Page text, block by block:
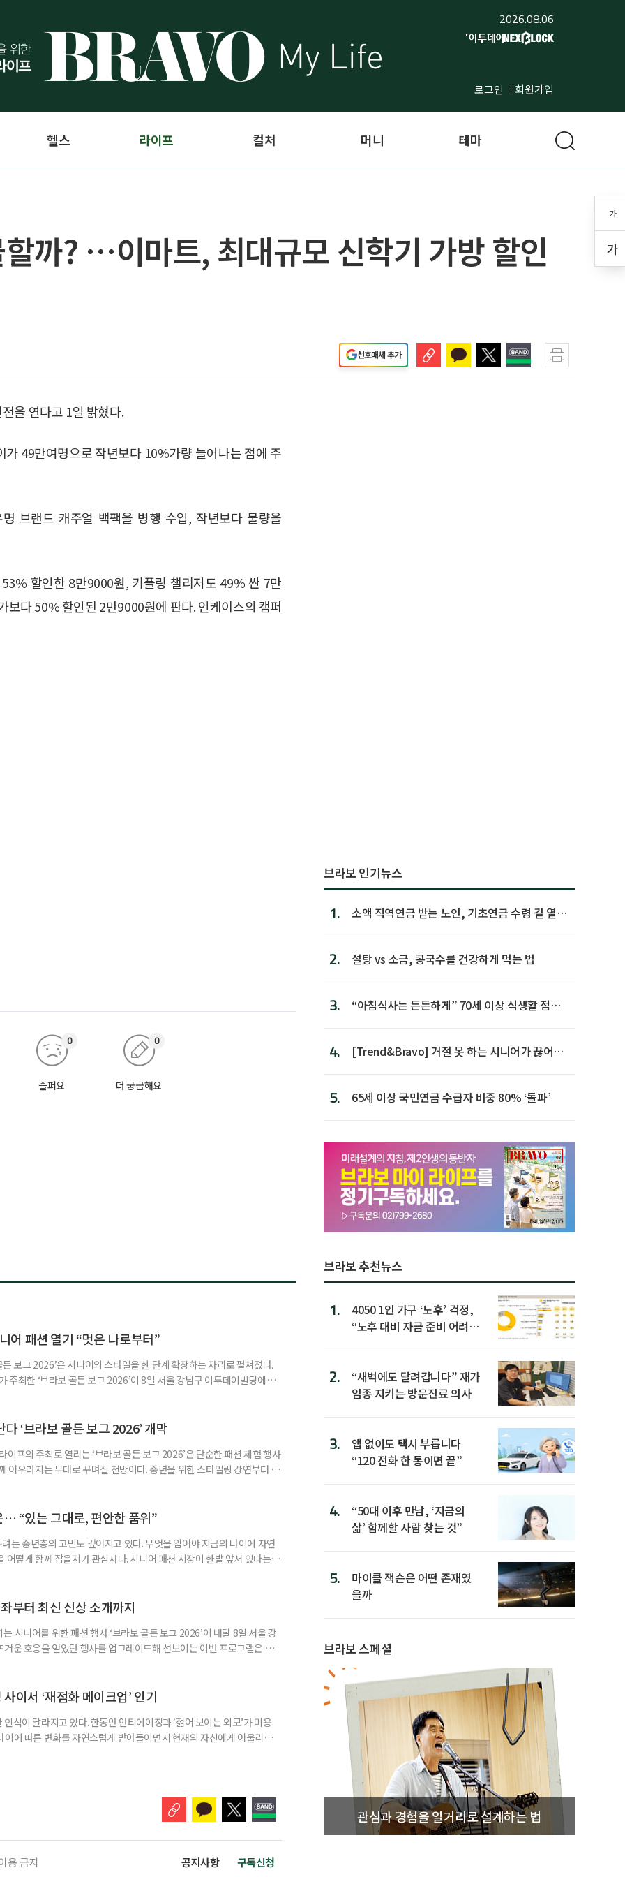
2026.08.06
로그인 회원가입
가
가
헬스 라이프 컬처 머니 테마
까? …이마트, 최대규모 신학기 가방 할인
선호매체 추가
을 연다고 1일 밝혔다.
49만여명으로 작년보다 10%가량 늘어나는 점에 주
브랜드 캐주얼 백팩을 병행 수입, 작년보다 물량을
할인한 8만9000원, 키플링 챌리저도 49% 싼 7만
다 50% 할인된 2만9000원에 판다. 인케이스의 캠퍼
슬퍼요
0
더 궁금해요
0
어 패션 열기 “멋은 나로부터”
든 보그 2026’은 시니어의 스타일을 한 단계 확장하는 자리로 펼쳐졌다.
주최한 ‘브라보 골든 보그 2026’이 8일 서울 강남구 이투데이빌딩에서
가 장식했다. 시니어 아티스트들이 자신의 삶과 시간을 몸으로
‘브라보 골든 보그 2026’ 개막
이프의 주최로 열리는 ‘브라보 골든 보그 2026’은 단순한 패션 체험 행사
어우러지는 무대로 꾸며질 전망이다. 중년을 위한 스타일링 강연부터 브
의 기술을 보여주는 공연이 아니라, 시니어 아티스트들이 자신의 삶
“있는 그대로, 편안한 품위”
는 중년층의 고민도 깊어지고 있다. 무엇을 입어야 지금의 나이에 자연
어떻게 함께 잡을지가 관심사다. 시니어 패션 시장이 한발 앞서 있다는 일
기 패션계의 키워드는 ‘애착’, ‘기능적 아름다움’, ‘이지
부터 최신 신상 소개까지
시니어를 위한 패션 행사 ‘브라보 골든 보그 2026’이 내달 8일 서울 강
운 호응을 얻었던 행사를 업그레이드해 선보이는 이번 프로그램은 단
씨와 브라보 마이 라이프, 주관은 EMA가 맡는다. 이번 행사는 중년
이서 ‘재점화 메이크업’ 인기
식이 달라지고 있다. 한동안 안티에이징과 ‘젊어 보이는 외모’가 미용
에 따른 변화를 자연스럽게 받아들이면서 현재의 자신에게 어울리는
용 금지 공지사항 구독신청
브라보 인기뉴스
1.
소액 직역연금 받는 노인, 기초연금 수령 길 열린
2. 설탕 vs 소금, 콩국수를 건강하게 먹는 법
3.
“아침식사는 든든하게” 70세 이상 식생활 점수
4.
[Trend&Bravo] 거절 못 하는 시니어가 끊어야
5. 65세 이상 국민연금 수급자 비중 80% ‘돌파’
브라보 추천뉴스
1.
4050 1인 가구 ‘노후’ 걱정,
“노후 대비 자금 준비 어려
2.
“새벽에도 달려갑니다” 재가
임종 지키는 방문진료 의사
3.
앱 없이도 택시 부릅니다
“120 전화 한 통이면 끝”
4.
“50대 이후 만남, ‘지금의
삶’ 함께할 사람 찾는 것”
5.
마이클 잭슨은 어떤 존재였
을까
브라보 스페셜
관심과 경험을 일거리로 설계하는 법